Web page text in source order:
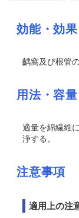
効能・効果
齲窩及び根管
用法・容量
適量を綿繊維
浄する。
注意事項
適用上の注